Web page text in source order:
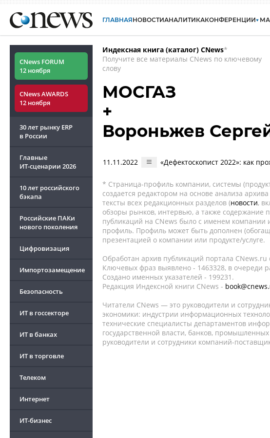
ГЛАВНАЯНОВОСТИАНАЛИТИКАКОНФЕРЕНЦИИ
CNews FORUM
12 ноября
CNews AWARDS
12 ноября
30 лет рынку ERP
в России
Главные
ИТ-сценарии 2026
10 лет российского
бэкапа
Российские ПАКи
нового поколения
Цифровизация
Импортозамещение
Безопасность
ИТ в госсекторе
ИТ в банках
ИТ в торговле
Телеком
Интернет
ИТ-бизнес
Индексная книга (каталог) CNews*
Получите все материалы CNews по ключевому
слову
МОСГАЗ
+
Вороньжев
11.11.2022 «Дефектоскопист 2022»: как
* Страница-профиль компании, системы
создается редактором на основе анализа
тексты всех редакционных разделов (новости,
обзоры рынков, интервью, а также содержание
публикаций на CNews было с именем компании
профиль. Профиль может быть дополнен
презентацией о компании или продукте/услуге.
Обработан архив публикаций портала CNews.ru
Ключевых фраз выявлено - 1463328, в очереди
Создано именных указателей - 199231.
Редакция Индексной книги CNews -
Читатели CNews — это руководители и
экономики: индустрии информационных
технические специалисты департаментов
государственной власти, банков,
руководители и сотрудники компаний-